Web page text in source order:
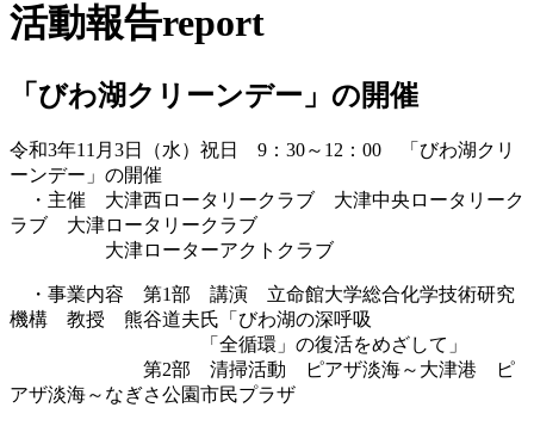
活動報告report
「びわ湖クリーンデー」の開催
令和3年11月3日（水）祝日 9：30～12：00 「びわ湖クリ
ーンデー」の開催
・主催 大津西ロータリークラブ 大津中央ロータリーク
ラブ 大津ロータリークラブ
大津ローターアクトクラブ
・事業内容 第1部 講演 立命館大学総合化学技術研究
機構 教授 熊谷道夫氏「びわ湖の深呼吸
「全循環」の復活をめざして」
第2部 清掃活動 ピアザ淡海～大津港 ピ
アザ淡海～なぎさ公園市民プラザ